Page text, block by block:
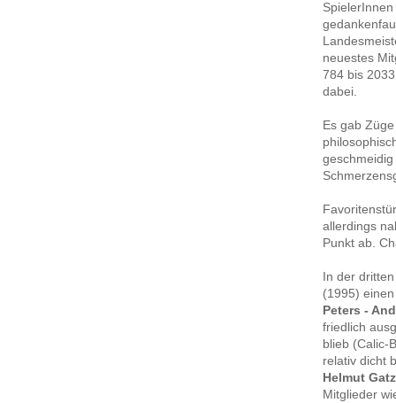
neuestes
784 bis
dabei.
Es gab
allerdings
Punkt ab.
In der
(1995)
Peters -
friedlich
blieb (Calic-
relativ dicht
Helmut Gatz
Mitglieder